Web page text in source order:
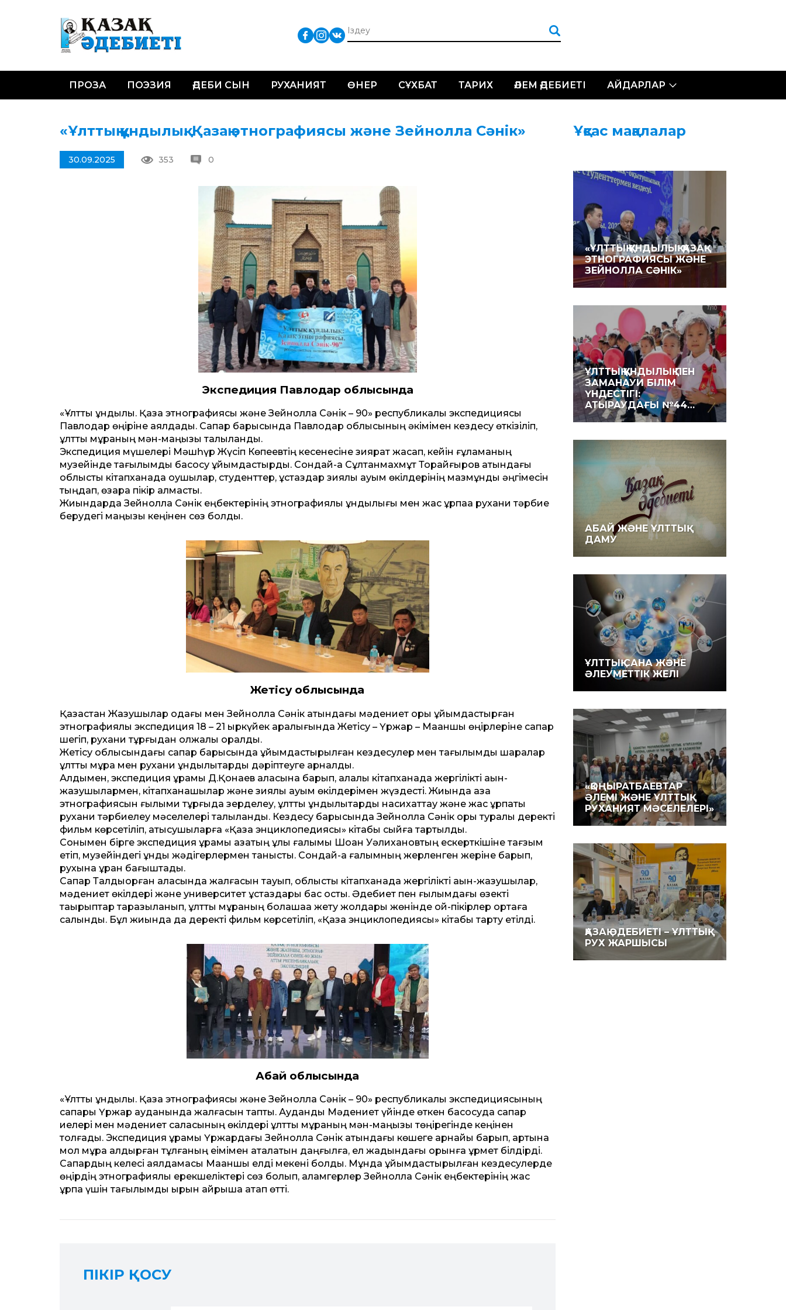
ПРОЗА ПОЭЗИЯ ӘДЕБИ СЫН РУХАНИЯТ ӨНЕР СҰХБАТ ТАРИХ ӘЛЕМ ӘДЕБИЕТІ АЙДАРЛАР
«Ұлттық құндылық. Қазақ этнографиясы және Зейнолла Сәнік»
30.09.2025 353 0
Экспедиция Павлодар облысында
«Ұлттық құндылық. Қазақ этнографиясы және Зейнолла Сәнік – 90» республикалық экспедициясы
Павлодар өңіріне аялдады. Сапар барысында Павлодар облысының әкімімен кездесу өткізіліп,
ұлттық мұраның мән-маңызы талқыланды.
Экспедиция мүшелері Мәшһүр Жүсіп Көпеевтің кесенесіне зиярат жасап, кейін ғұламаның
музейінде тағылымды басқосу ұйымдастырды. Сондай-ақ Сұлтанмахмұт Торайғыров атындағы
облыстық кітапханада оқушылар, студенттер, ұстаздар зиялы қауым өкілдерінің мазмұнды әңгімесін
тыңдап, өзара пікір алмасты.
Жиындарда Зейнолла Сәнік еңбектерінің этнографиялық құндылығы мен жас ұрпаққа рухани тәрбие
берудегі маңызы кеңінен сөз болды.
Жетісу облысында
Қазақстан Жазушылар одағы мен Зейнолла Сәнік атындағы мәдениет қоры ұйымдастырған
этнографиялық экспедиция 18 – 21 қыркүйек аралығында Жетісу – Үржар – Мақаншы өңірлеріне сапар
шегіп, рухани тұрғыдан олжалы оралды.
Жетісу облысындағы сапар барысында ұйымдастырылған кездесулер мен тағылымды шаралар
ұлттық мұра мен рухани құндылықтарды дәріптеуге арналды.
Алдымен, экспедиция құрамы Д.Қонаев қаласына барып, қалалық кітапханада жергілікті ақын-
жазушылармен, кітапханашылар және зиялы қауым өкілдерімен жүздесті. Жиында қазақ
этнографиясын ғылыми тұрғыда зерделеу, ұлттық құндылықтарды насихаттау және жас ұрпақты
рухани тәрбиелеу мәселелері талқыланды. Кездесу барысында Зейнолла Сәнік қоры туралы деректі
фильм көрсетіліп, қатысушыларға «Қазақ энциклопедиясы» кітабы сыйға тартылды.
Сонымен бірге экспедиция құрамы қазақтың ұлы ғалымы Шоқан Уәлихановтың ескерткішіне тағзым
етіп, музейіндегі құнды жәдігерлермен танысты. Сондай-ақ ғалымның жерленген жеріне барып,
рухына құран бағыштады.
Сапар Талдықорған қаласында жалғасын тауып, облыстық кітапханада жергілікті ақын-жазушылар,
мәдениет өкілдері және университет ұстаздары бас қосты. Әдебиет пен ғылымдағы өзекті
тақырыптар таразыланып, ұлттық мұраның болашаққа жету жолдары жөнінде ой-пікірлер ортаға
салынды. Бұл жиында да деректі фильм көрсетіліп, «Қазақ энциклопедиясы» кітабы тарту етілді.
Абай облысында
«Ұлттық құндылық. Қазақ этнографиясы және Зейнолла Сәнік – 90» республикалық экспедициясының
сапары Үржар ауданында жалғасын тапты. Аудандық Мәдениет үйінде өткен басқосуда сапар
иелері мен мәдениет саласының өкілдері ұлттық мұраның мән-маңызы төңірегінде кеңінен
толғады. Экспедиция құрамы Үржардағы Зейнолла Сәнік атындағы көшеге арнайы барып, артына
мол мұра қалдырған тұлғаның еімімен аталатын даңғылға, ел жадындағы орынға құрмет білдірді.
Сапардың келесі аялдамасы Мақаншы елді мекені болды. Мұнда ұйымдастырылған кездесулерде
өңірдің этнографиялық ерекшеліктері сөз болып, қаламгерлер Зейнолла Сәнік еңбектерінің жас
ұрпақ үшін тағылымдық қырын айрықша атап өтті.
ПІКІР ҚОСУ
Ұқсас мақалалар
«ҰЛТТЫҚ ҚҰНДЫЛЫҚ. ҚАЗАҚ
ЭТНОГРАФИЯСЫ ЖӘНЕ
ЗЕЙНОЛЛА СӘНІК»
ҰЛТТЫҚ ҚҰНДЫЛЫҚ ПЕН
ЗАМАНАУИ БІЛІМ
ҮНДЕСТІГІ:
АТЫРАУДАҒЫ №44…
АБАЙ ЖӘНЕ ҰЛТТЫҚ
ДАМУ
ҰЛТТЫҚ САНА ЖӘНЕ
ӘЛЕУМЕТТІК ЖЕЛІ
«ҚОҢЫРАТБАЕВТАР
ӘЛЕМІ ЖӘНЕ ҰЛТТЫҚ
РУХАНИЯТ МӘСЕЛЕЛЕРІ»
ҚАЗАҚ ӘДЕБИЕТІ – ҰЛТТЫҚ
РУХ ЖАРШЫСЫ